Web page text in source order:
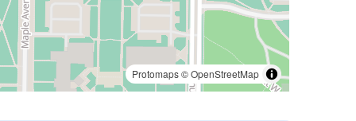
Protomaps©OpenStreetMap